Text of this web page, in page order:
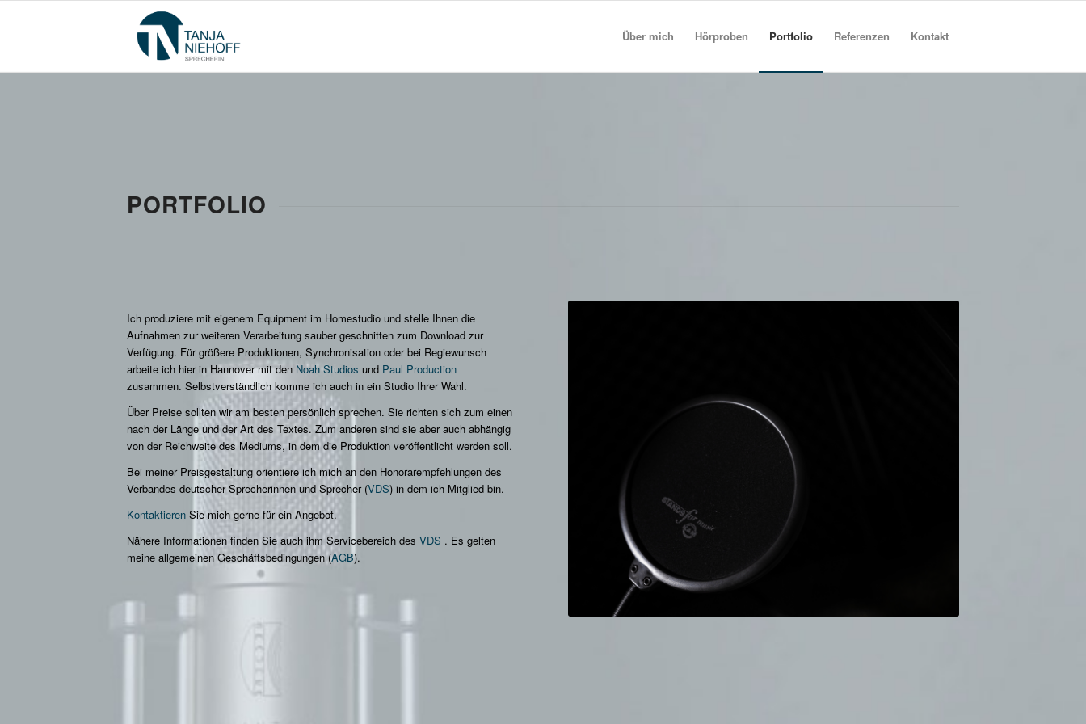
Über mich Hörproben Portfolio Referenzen Kontakt
PORTFOLIO
Ich produziere mit eigenem Equipment im Homestudio und stelle Ihnen die
Aufnahmen zur weiteren Verarbeitung sauber geschnitten zum Download zur
Verfügung. Für größere Produktionen, Synchronisation oder bei Regiewunsch
arbeite ich hier in Hannover mit den Noah Studios und Paul Production
zusammen. Selbstverständlich komme ich auch in ein Studio Ihrer Wahl.
Über Preise sollten wir am besten persönlich sprechen. Sie richten sich zum einen
nach der Länge und der Art des Textes. Zum anderen sind sie aber auch abhängig
von der Reichweite des Mediums, in dem die Produktion veröffentlicht werden soll.
Bei meiner Preisgestaltung orientiere ich mich an den Honorarempfehlungen des
Verbandes deutscher Sprecherinnen und Sprecher (VDS) in dem ich Mitglied bin.
Kontaktieren Sie mich gerne für ein Angebot.
Nähere Informationen finden Sie auch ihm Servicebereich des VDS . Es gelten
meine allgemeinen Geschäftsbedingungen (AGB).